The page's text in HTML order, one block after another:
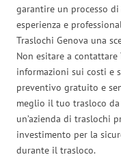
garantire un processo
esperienza e
Traslochi Genova una
Non esitare a
informazioni sui costi e
preventivo gratuito e
meglio il tuo trasloco da
un’azienda di traslochi
investimento per la
durante il trasloco.